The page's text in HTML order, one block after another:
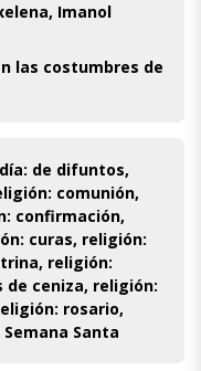
Imanol
las costumbres de
día: de difuntos,
comunión,
confirmación,
curas, religión:
, religión:
de ceniza, religión:
rosario,
Santa